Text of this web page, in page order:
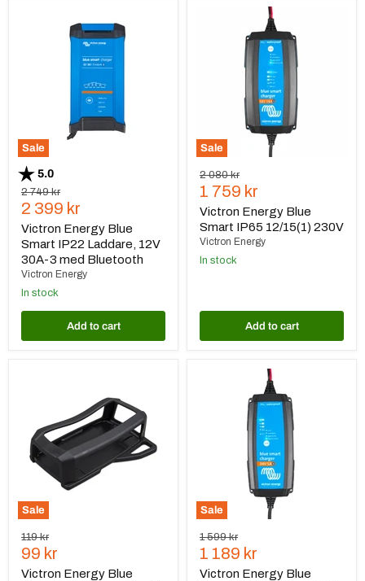
Sale
Bluetooth
Rating:
5.0
Original
price
2 749 kr
Current
price
2 399 kr
Victron Energy Blue
Smart IP22 Laddare, 12V
30A-3 med Bluetooth
Victron Energy
In stock
Add to cart
Sale
Original
price
2 080 kr
Current
price
1 759 kr
Victron Energy Blue
Smart IP65 12/15(1) 230V
Victron Energy
In stock
Add to cart
Sale
IP65
Gummiskydd
IP65
Laddare
Original
price
119 kr
Current
price
99 kr
Victron Energy Blue
Sale
Bluetooth
Original
price
1 599 kr
Current
price
1 189 kr
Victron Energy Blue